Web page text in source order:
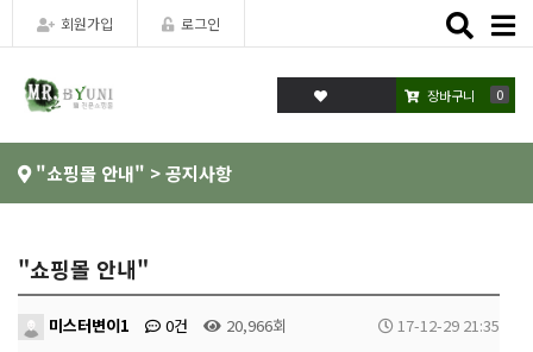
회원가입 로그인
Toggle
장바구니 0
"쇼핑몰 안내" > 공지사항
"쇼핑몰 안내"
미스터변이1 0건 20,966회 17-12-29 21:35